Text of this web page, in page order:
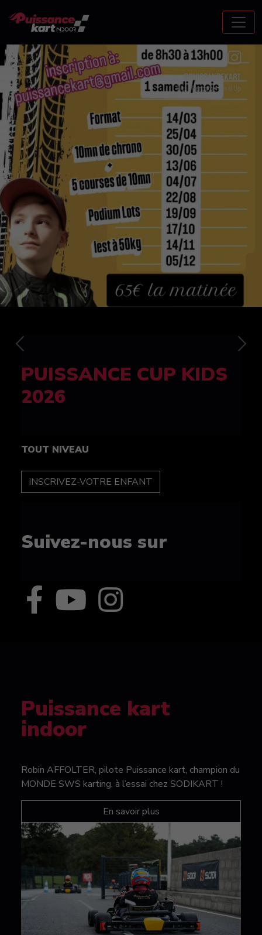
FELINE CUP 100%
féminine
TOUT NIVEAU
INSCRIPTION
Suivez-nous sur
Previous Next
Puissance kart
indoor
Robin AFFOLTER, pilote Puissance kart, champion du
MONDE SWS karting, à l’essai chez SODIKART !
En savoir plus